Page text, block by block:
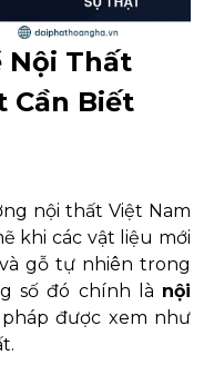
Nội Thất
Cần Biết
nội thất Việt Nam
khi các vật liệu mới
gỗ tự nhiên trong
số đó chính là nội
được xem như